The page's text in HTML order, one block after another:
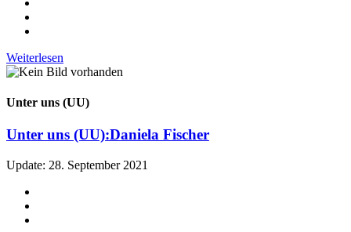
Weiterlesen
Unter uns (UU)
Unter uns (UU):Daniela Fischer
Update: 28. September 2021